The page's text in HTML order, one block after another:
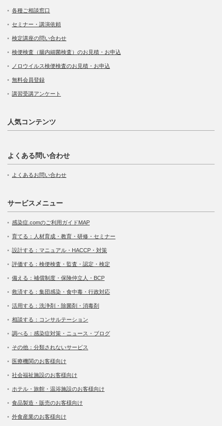
各種ご相談窓口
セミナー・講演依頼
検定講座の問い合わせ
検便検査（腸内細菌検査）のお見積・お申込
ノロウイルス検便検査のお見積・お申込
無料会員登録
講習受講アンケート
人気コンテンツ
よくある問い合わせ
よくあるお問い合わせ
サービスメニュー
感染症.comのご利用ガイドMAP
育てる：人材育成・教育・研修・セミナー
設計する：マニュアル・HACCP・対策
評価する：検便検査・監査・認定・検定
備える：補償制度・保険仲立人・BCP
救済する：集団感染・食中毒・行政対応
活用する：洗浄剤・除菌剤・消毒剤
相談する：コンサルテーション
調べる：感染症対策・ニュース・ブログ
その他：分類されないサービス
医療機関のお客様向け
社会福祉施設のお客様向け
ホテル・旅館・温浴施設のお客様向け
食品製造・販売のお客様向け
外食産業のお客様向け